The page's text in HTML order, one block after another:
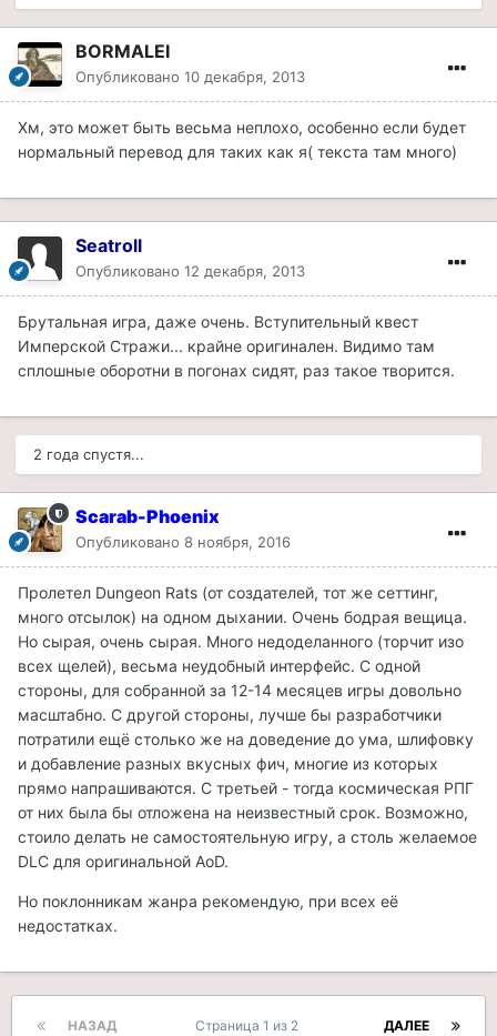
BORMALEI
Опубликовано 10 декабря, 2013
Хм, это может быть весьма неплохо, особенно если будет
нормальный перевод для таких как я( текста там много)
Seatroll
Опубликовано 12 декабря, 2013
Брутальная игра, даже очень. Вступительный квест
Имперской Стражи... крайне оригинален. Видимо там
сплошные оборотни в погонах сидят, раз такое творится.
2 года спустя...
Scarab-Phoenix
Опубликовано 8 ноября, 2016
Пролетел Dungeon Rats (от создателей, тот же сеттинг,
много отсылок) на одном дыхании. Очень бодрая вещица.
Но сырая, очень сырая. Много недоделанного (торчит изо
всех щелей), весьма неудобный интерфейс. С одной
стороны, для собранной за 12-14 месяцев игры довольно
масштабно. С другой стороны, лучше бы разработчики
потратили ещё столько же на доведение до ума, шлифовку
и добавление разных вкусных фич, многие из которых
прямо напрашиваются. С третьей - тогда космическая РПГ
от них была бы отложена на неизвестный срок. Возможно,
стоило делать не самостоятельную игру, а столь желаемое
DLC для оригинальной AoD.
Но поклонникам жанра рекомендую, при всех её
недостатках.
НАЗАД ДАЛЕЕ
Страница 1 из 2